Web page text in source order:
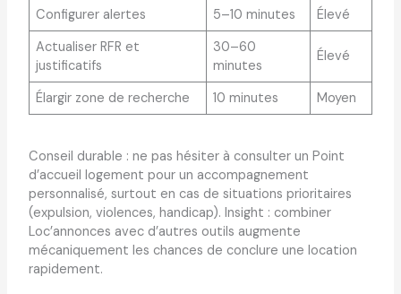
Configurer alertes 5–10 minutes
Élevé
Actualiser RFR et
justificatifs
30–60
minutes
Élevé
Élargir zone de recherche 10 minutes Moyen
Conseil durable : ne pas hésiter à consulter un Point
d’accueil logement pour un accompagnement
personnalisé, surtout en cas de situations prioritaires
(expulsion, violences, handicap). Insight : combiner
Loc’annonces avec d’autres outils augmente
mécaniquement les chances de conclure une location
rapidement.